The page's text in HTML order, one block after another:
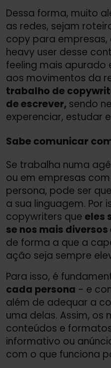
Dessa forma, muito
as redes, sejam
copy para empresas,
heavy user desse
feeling mais apurado
aos movimentos da
trabalho de
de escrever, sendo
experenciar, estudar
Sabe comunicar
Se trabalha numa
ou em empresas
persona, pode ser
a sua linguagem. Por
copywriters que eles
se nos mais
de forma a que a
ação seja sempre
Para isso, é
cada persona - e
além de adequar a
uma delas. Assim, os
conteúdos e
informativo ou
com o que funciona